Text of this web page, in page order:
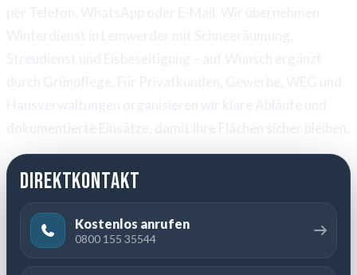
dokumentierte Einsätze, damit Ihre Flächen sicher bleiben.
Direktkontakt
Kostenlos anrufen
0800 155 35544